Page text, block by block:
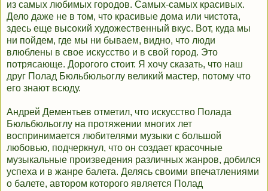
из самых любимых городов. Самых-самых красивых.
Дело даже не в том, что красивые дома или чистота,
здесь еще высокий художественный вкус. Вот, куда мы
ни пойдем, где мы ни бываем, видно, что люди
влюблены в свое искусство и в свой город. Это
потрясающе. Дорогого стоит. Я хочу сказать, что наш
друг Полад Бюльбюльоглу великий мастер, потому что
его знают всюду.
Андрей Дементьев отметил, что искусство Полада
Бюльбюльоглу на протяжении многих лет
воспринимается любителями музыки с большой
любовью, подчеркнул, что он создает красочные
музыкальные произведения различных жанров, добился
успеха и в жанре балета. Делясь своими впечатлениями
о балете, автором которого является Полад